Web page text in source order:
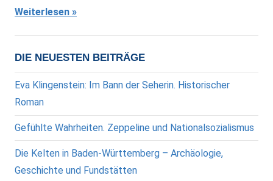
Weiterlesen
DIE NEUESTEN BEITRÄGE
Eva Klingenstein: Im Bann der Seherin. Historischer
Roman
Gefühlte Wahrheiten. Zeppeline und Nationalsozialismus
Die Kelten in Baden-Württemberg – Archäologie,
Geschichte und Fundstätten